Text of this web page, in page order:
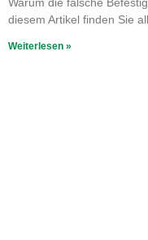
diesem Artikel finden Sie
Weiterlesen »